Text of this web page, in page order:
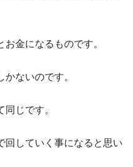
金になるものです。
ないのです。
じです。
回していく事になると思い